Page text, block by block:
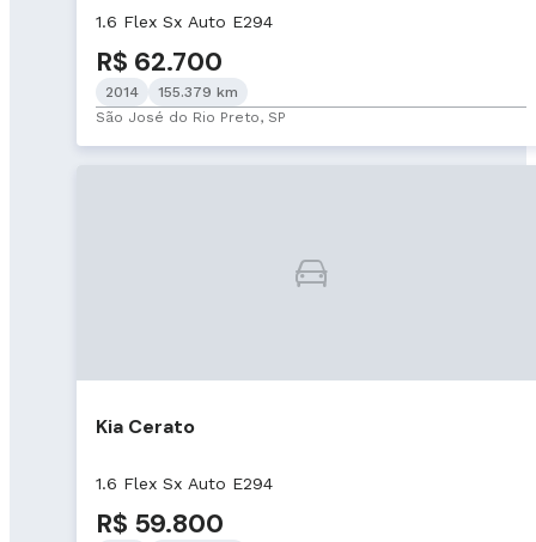
1.6 Flex Sx Auto E294
R$ 62.700
2014
155.379 km
São José do Rio Preto, SP
Kia Cerato
1.6 Flex Sx Auto E294
R$ 59.800